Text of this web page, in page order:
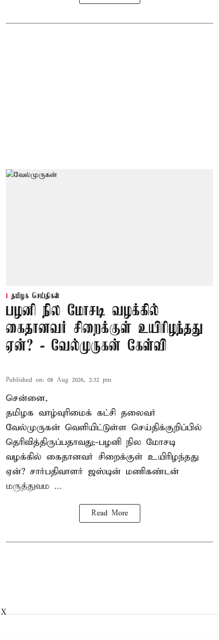
தமிழக செய்திகள்
பழனி நில மோசடி வழக்கில்
கைதானவர் சிறைக்குள் உயிரிழந்தது
ஏன்? - வேல்முருகன் கேள்வி
Published on: 08 Aug 2026, 2:32 pm
சென்னை,
தமிழக வாழ்வுரிமைக் கட்சி தலைவர்
வேல்முருகன் வெளியிட்டுள்ள செய்திக்குறிப்பில்
தெரிவித்திருப்பதாவது;-பழனி நில மோசடி
வழக்கில் கைதானவர் சிறைக்குள் உயிரிழந்தது
ஏன்? சார்பதிவாளர் ஜஸ்டின் மணிகண்டன்
மருத்துவம ...
Read More
X